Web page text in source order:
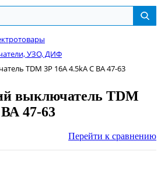
УЗО, ДИФ
TDM 3P 16A 4.5kA С ВА 47-63
выключатель TDM
47-63
Перейти к сравнению